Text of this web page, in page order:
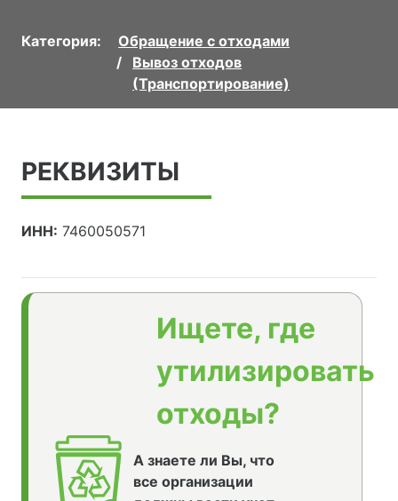
Категория:
Обращение с отходами
Вывоз отходов
(Транспортирование)
РЕКВИЗИТЫ
ИНН: 7460050571
Ищете, где
утилизировать
отходы?
А знаете ли Вы, что
все организации